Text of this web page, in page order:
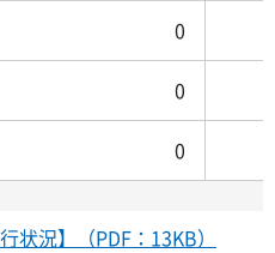
0
0
0
状況】（PDF：13KB）